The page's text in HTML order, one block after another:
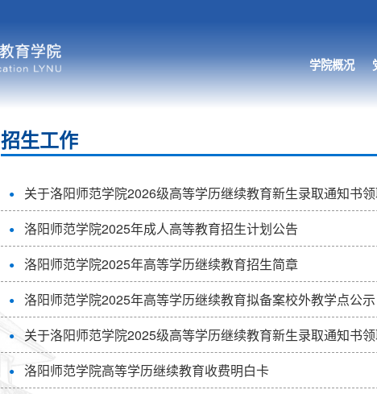
学院概况
招生工作
关于洛阳师范学院2026级高等学历继续教育新生录取通知书
洛阳师范学院2025年成人高等教育招生计划公告
洛阳师范学院2025年高等学历继续教育招生简章
洛阳师范学院2025年高等学历继续教育拟备案校外教学点公示
关于洛阳师范学院2025级高等学历继续教育新生录取通知书
洛阳师范学院高等学历继续教育收费明白卡